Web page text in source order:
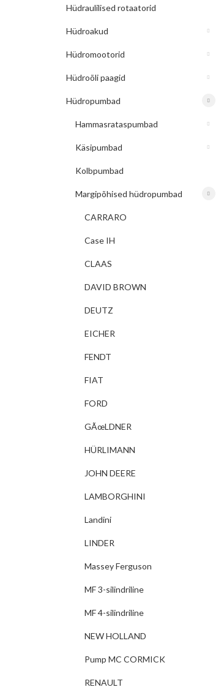
Hüdraulilised rotaatorid
Hüdroakud
Hüdromootorid
Hüdroõli paagid
Hüdropumbad
Hammasrataspumbad
Käsipumbad
Kolbpumbad
Margipõhised hüdropumbad
CARRARO
Case IH
CLAAS
DAVID BROWN
DEUTZ
EICHER
FENDT
FIAT
FORD
GÃœLDNER
HÜRLIMANN
JOHN DEERE
LAMBORGHINI
Landini
LINDER
Massey Ferguson
MF 3-silindriline
MF 4-silindriline
NEW HOLLAND
Pump MC CORMICK
RENAULT